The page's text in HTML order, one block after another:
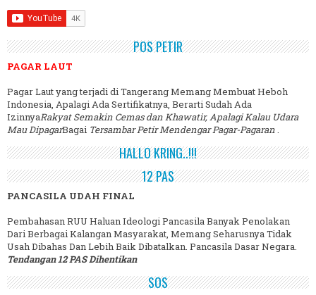
POS PETIR
PAGAR LAUT
Pagar Laut yang terjadi di Tangerang Memang Membuat Heboh
Indonesia, Apalagi Ada Sertifikatnya, Berarti Sudah Ada
IzinnyaRakyat Semakin Cemas dan Khawatir, Apalagi Kalau Udara
Mau DipagarBagai Tersambar Petir Mendengar Pagar-Pagaran.
HALLO KRING..!!!
12 PAS
PANCASILA UDAH FINAL
Pembahasan RUU Haluan Ideologi Pancasila Banyak Penolakan
Dari Berbagai Kalangan Masyarakat, Memang Seharusnya Tidak
Usah Dibahas Dan Lebih Baik Dibatalkan. Pancasila Dasar Negara.
Tendangan 12 PAS Dihentikan
SOS